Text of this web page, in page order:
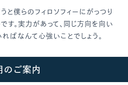
と僕らのフィロソフィーにがっつり
す。実力があって、同じ方向を向い
ばなんて心強いことでしょう。
のご案内